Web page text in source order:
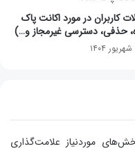
کاربران در مورد اکانت پاک
حذفی، دسترسی غیرمجاز و…)
موردنیاز علامت‌گذاری